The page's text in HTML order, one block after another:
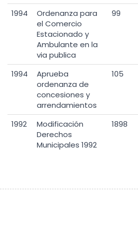
1994
Ordenanza para
el Comercio
Estacionado y
Ambulante en la
via publica
99
1994
Aprueba
ordenanza de
concesiones y
arrendamientos
105
1992
Modificación
Derechos
Municipales 1992
1898